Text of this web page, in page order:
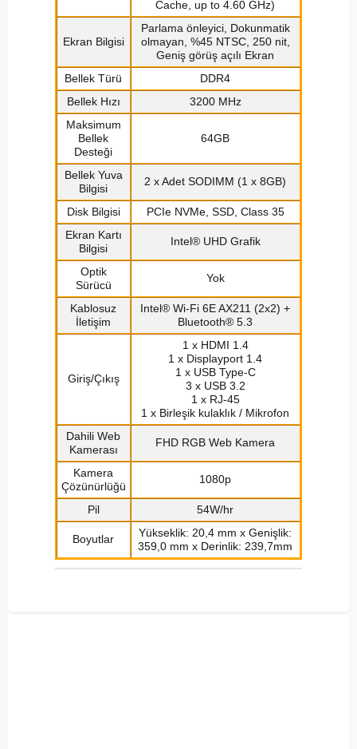
Cache, up to 4.60 GHz)
Ekran Bilgisi
Parlama önleyici, Dokunmatik
olmayan, %45 NTSC, 250 nit,
Geniş görüş açılı Ekran
Bellek Türü
DDR4
Bellek Hızı
3200 MHz
Maksimum
Bellek
Desteği
64GB
Bellek Yuva
Bilgisi
2 x Adet SODIMM (1 x 8GB)
Disk Bilgisi
PCIe NVMe, SSD, Class 35
Ekran Kartı
Bilgisi
Intel® UHD Grafik
Optik
Sürücü
Yok
Kablosuz
İletişim
Intel® Wi-Fi 6E AX211 (2x2) +
Bluetooth® 5.3
Giriş/Çıkış
1 x HDMI 1.4
1 x Displayport 1.4
1 x USB Type-C
3 x USB 3.2
1 x RJ-45
1 x Birleşik kulaklık / Mikrofon
Dahili Web
Kamerası
FHD RGB Web Kamera
Kamera
Çözünürlüğü
1080p
Pil 54W/hr
Boyutlar
Yükseklik: 20,4 mm x Genişlik:
359,0 mm x Derinlik: 239,7mm